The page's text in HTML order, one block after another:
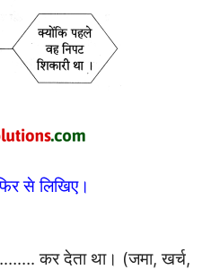
से लिखिए।
कर देता था। (जमा, खर्च,